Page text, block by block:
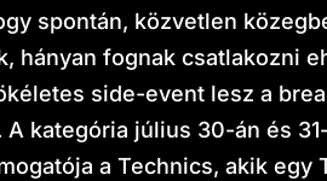
spontán, közvetlen
hányan fognak csatlakozni
side-event lesz a
kategória július 30-án és
a Technics, akik egy